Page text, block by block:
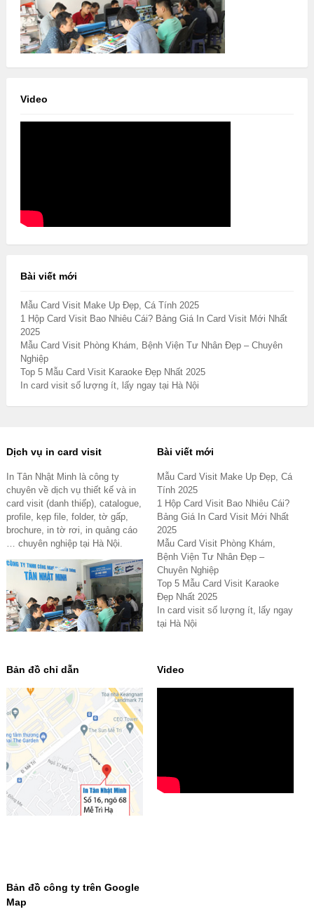
Video
Bài viết mới
Mẫu Card Visit Make Up Đẹp, Cá Tính 2025
1 Hộp Card Visit Bao Nhiêu Cái? Bảng Giá In Card Visit Mới Nhất
2025
Mẫu Card Visit Phòng Khám, Bệnh Viện Tư Nhân Đẹp – Chuyên
Nghiệp
Top 5 Mẫu Card Visit Karaoke Đẹp Nhất 2025
In card visit số lượng ít, lấy ngay tại Hà Nội
Dịch vụ in card visit
In Tân Nhật Minh là công ty
chuyên về dịch vụ thiết kế và in
card visit (danh thiếp), catalogue,
profile, kẹp file, folder, tờ gấp,
brochure, in tờ rơi, in quảng cáo
… chuyên nghiệp tại Hà Nội.
Bài viết mới
Mẫu Card Visit Make Up Đẹp, Cá
Tính 2025
1 Hộp Card Visit Bao Nhiêu Cái?
Bảng Giá In Card Visit Mới Nhất
2025
Mẫu Card Visit Phòng Khám,
Bệnh Viện Tư Nhân Đẹp –
Chuyên Nghiệp
Top 5 Mẫu Card Visit Karaoke
Đẹp Nhất 2025
In card visit số lượng ít, lấy ngay
tại Hà Nội
Bản đồ chỉ dẫn Video
Bản đồ công ty trên Google
Map